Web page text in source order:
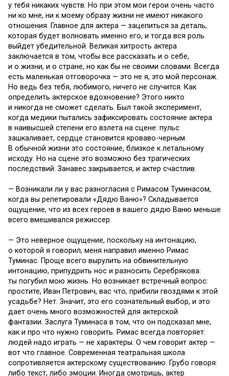
у тебя никаких чувств. Но при этом мои герои очень часто
ни ко мне, ни к моему образу жизни не имеют никакого
отношения. Главное для актера — зацепиться за деталь,
которая будет волновать именно его, и тогда вся роль
выйдет убедительной. Великая хитрость актера
заключается в том, чтобы все рассказать и о себе,
и о жизни, и о стране, но как бы не своими словами. Всегда
есть маленькая отговорочка — это не я, это мой персонаж.
Но ведь без тебя, любимого, ничего не случится. Как
определить актерское вдохновение? Этого никто
и никогда не сможет сделать. Был такой эксперимент,
когда медики пытались зафиксировать состояние актера
в наивысшей степени его взлета на сцене: пульс
зашкаливает, сердце становится кроваво-черным.
В обычной жизни это состояние, близкое к летальному
исходу. Но на сцене это возможно без трагических
последствий. Занавес закрывается, и актер счастлив.
— Возникали ли у вас разногласия с Римасом Туминасом,
когда вы репетировали «Дядю Ваню»? Складывается
ощущение, что из всех героев в вашего дядю Ваню меньше
всего вмешивался режиссер.
— Это неверное ощущение, поскольку на интонацию,
о которой я говорил, меня направил именно Римас
Туминас. Проще всего вырулить на обвинительную
интонацию, припудрить нос и разносить Серебрякова:
ты погубил мою жизнь. Но возникает встречный вопрос:
простите, Иван Петрович, вас что, прибили гвоздями к этой
усадьбе? Нет. Значит, это его сознательный выбор, и это
дает очень много возможностей для актерской
фантазии. Заслуга Туминаса в том, что он подсказал мне,
как и про что нужно говорить. Римас всегда повторяет:
людей надо играть — не характеры. О чем говорит актер —
вот что главное. Современная театральная школа
сопротивляется актерскому существованию. Грубо говоря:
либо текст, либо эмоции. Иногда смотришь, актер